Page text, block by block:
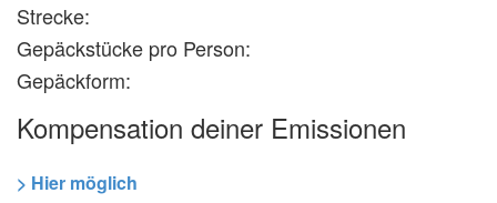
Strecke:
Gepäckstücke pro Person:
Gepäckform:
Kompensation deiner Emissionen
> Hier möglich